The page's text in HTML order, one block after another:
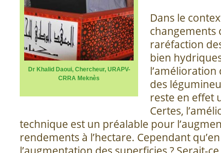
Dr Khalid Daoui, Chercheur, URAPV-
CRRA Meknès
Dans le
changements
raréfaction
bien
des
reste en effet
Certes,
technique est un préalable pour
rendements à l’hectare. Cependant